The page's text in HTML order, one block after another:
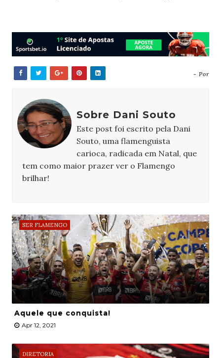
- Por
Sobre Dani Souto
Este post foi escrito pela Dani
Souto, uma flamenguista
carioca, radicada em Natal, que
tem como maior prazer ver o Flamengo
brilhar!
SER FLAMENGO
Aquele que conquista!
Apr 12, 2021
DIRETORIA